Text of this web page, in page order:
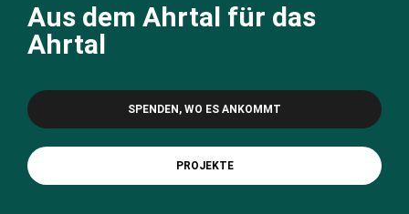
Aus dem Ahrtal für das
Ahrtal
SPENDEN, WO ES ANKOMMT
PROJEKTE